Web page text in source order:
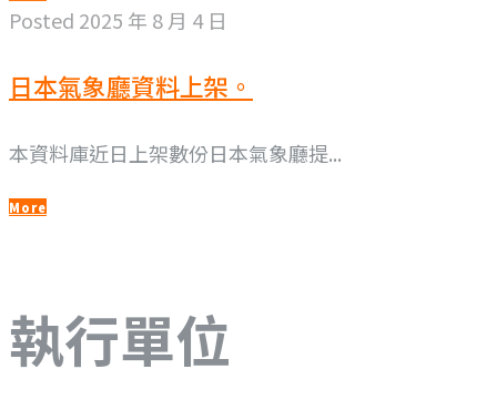
Posted 2025 年 8 月 4 日
日本氣象廳資料上架。
本資料庫近日上架數份日本氣象廳提...
More
執行單位